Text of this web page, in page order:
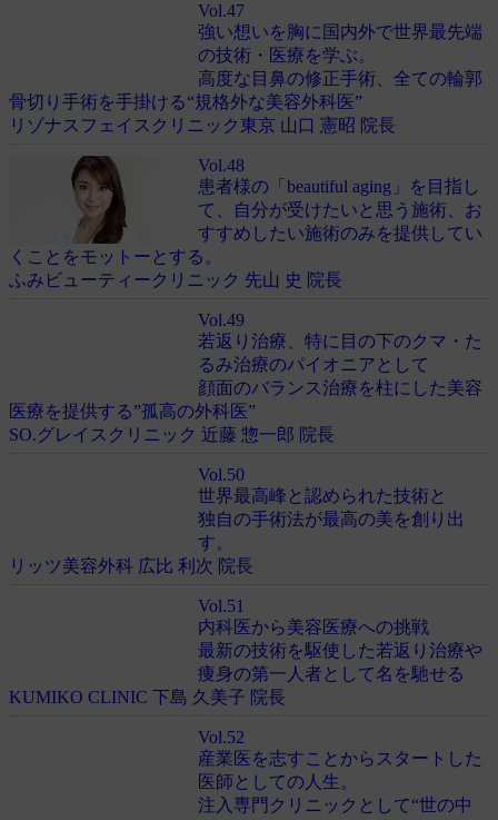
Vol.47
強い想いを胸に国内外で世界最先端
の技術・医療を学ぶ。
高度な目鼻の修正手術、全ての輪郭
骨切り手術を手掛ける“規格外な美容外科医”
リゾナスフェイスクリニック東京 山口 憲昭 院長
Vol.48
患者様の「beautiful aging」を目指し
て、自分が受けたいと思う施術、お
すすめしたい施術のみを提供してい
くことをモットーとする。
ふみビューティークリニック 先山 史 院長
Vol.49
若返り治療、特に目の下のクマ・た
るみ治療のパイオニアとして
顔面のバランス治療を柱にした美容
医療を提供する”孤高の外科医”
SO.グレイスクリニック 近藤 惣一郎 院長
Vol.50
世界最高峰と認められた技術と
独自の手術法が最高の美を創り出
す。
リッツ美容外科 広比 利次 院長
Vol.51
内科医から美容医療への挑戦
最新の技術を駆使した若返り治療や
痩身の第一人者として名を馳せる
KUMIKO CLINIC 下島 久美子 院長
Vol.52
産業医を志すことからスタートした
医師としての人生。
注入専門クリニックとして“世の中